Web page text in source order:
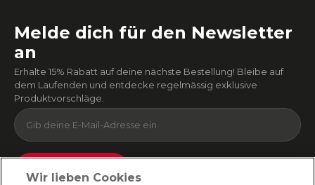
Melde dich für den Newsletter
an
Erhalte 15% Rabatt auf deine nächste Bestellung! Bleibe auf
dem Laufenden und entdecke regelmässig exklusive
Produktvorschläge.
Absenden
Wir lieben Cookies